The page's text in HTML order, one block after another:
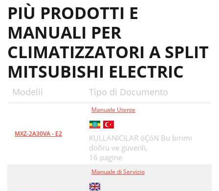
PIÙ PRODOTTI E
MANUALI PER
CLIMATIZZATORI A SPLIT
MITSUBISHI ELECTRIC
Modelli Tipo di Documento
MXZ-2A30VA - E2
Manuale Utente
KULLANICILAR óÇóN Bu birimi
doõru ve güvenli,
16 pagine
Manuale di Servizio